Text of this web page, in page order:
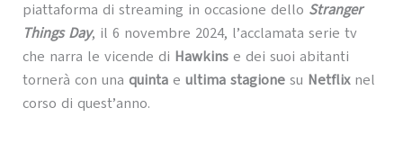
piattaforma di streaming in occasione dello Stranger
Things Day, il 6 novembre 2024, l’acclamata serie tv
che narra le vicende di Hawkins e dei suoi abitanti
tornerà con una quinta e ultima stagionesu Netflixnel
corso di quest’anno.